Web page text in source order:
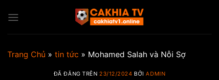
đến
Trang Chủ » tin tức » Mohamed Salah và Nỗi Sợ
ĐÃ ĐĂNG TRÊN 23/12/2024 BỞIADMIN